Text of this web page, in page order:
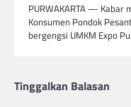
PURWAKARTA — Kabar
Konsumen Pondok
bergengsi UMKM Expo
Tinggalkan Balasan